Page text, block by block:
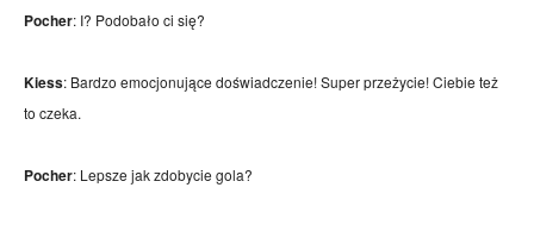
Pocher: I? Podobało ci się?
Kiess: Bardzo emocjonujące doświadczenie! Super przeżycie! Ciebie też
to czeka.
Pocher: Lepsze jak zdobycie gola?